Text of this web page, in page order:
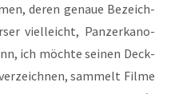
deren genaue Bezeich­
viel­leicht, Pan­zer­ka­no­
ich möch­te sei­nen Deck­
sam­melt Fil­me